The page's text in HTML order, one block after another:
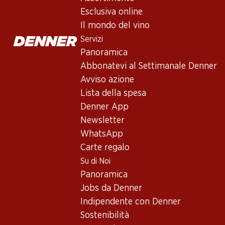
Esclusiva online
Il mondo del vino
Servizi
Panoramica
Abbonatevi al Settimanale Denner
Avviso azione
Lista della spesa
Denner App
Newsletter
WhatsApp
Carte regalo
Su di Noi
Panoramica
Jobs da Denner
Indipendente con Denner
Sostenibilità
Piemonte - dove il piacere